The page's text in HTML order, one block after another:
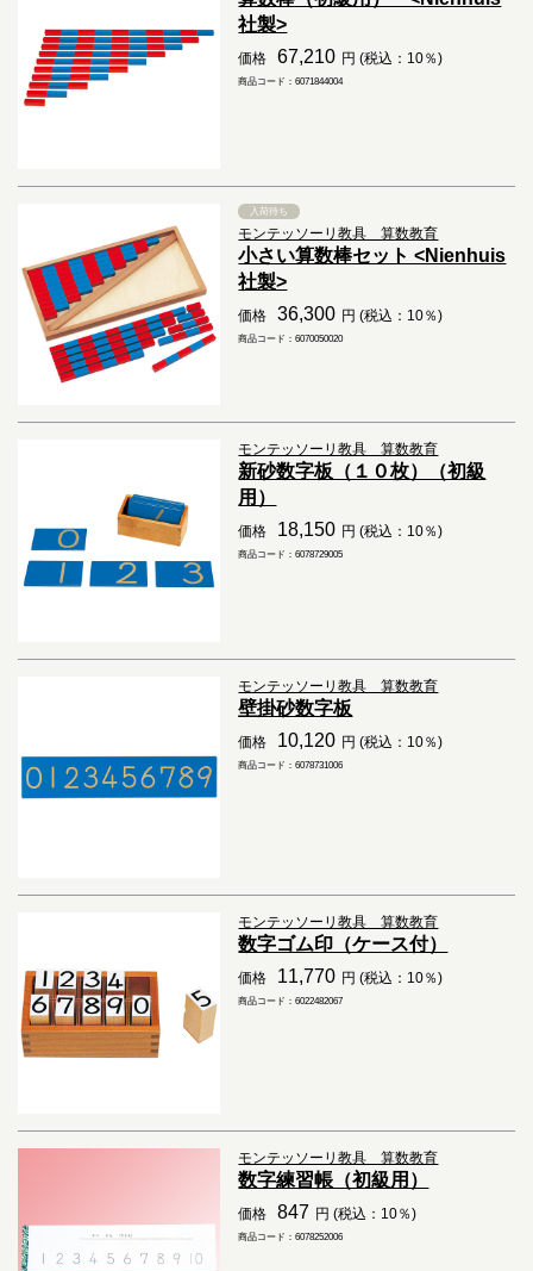
社製>
価格 67,210 円 (税込：10％)
商品コード：6071844004
入荷待ち
モンテッソーリ教具 算数教育
小さい算数棒セット <Nienhuis
社製>
価格 36,300 円 (税込：10％)
商品コード：6070050020
モンテッソーリ教具 算数教育
新砂数字板（１０枚）（初級
用）
価格 18,150 円 (税込：10％)
商品コード：6078729005
モンテッソーリ教具 算数教育
壁掛砂数字板
価格 10,120 円 (税込：10％)
商品コード：6078731006
モンテッソーリ教具 算数教育
数字ゴム印（ケース付）
価格 11,770 円 (税込：10％)
商品コード：6022482067
モンテッソーリ教具 算数教育
数字練習帳（初級用）
価格 847 円 (税込：10％)
商品コード：6078252006